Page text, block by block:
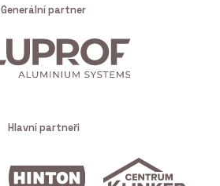
Generální partner
Hlavní partneři